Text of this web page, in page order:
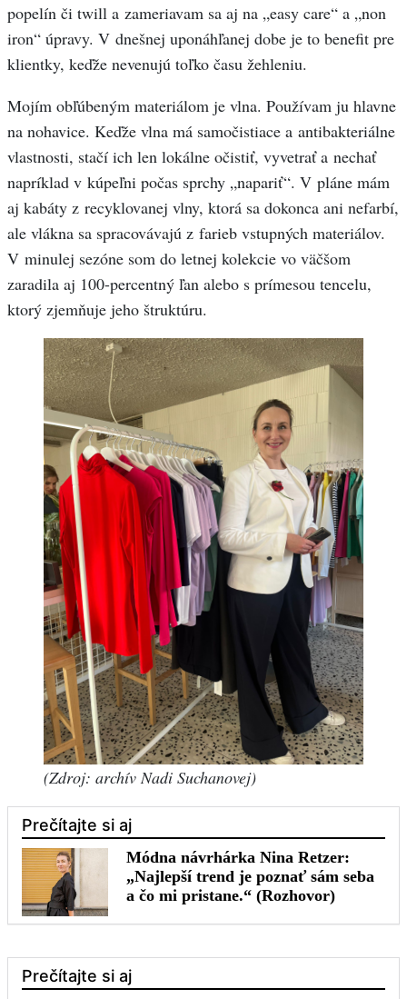
popelín či twill a zameriavam sa aj na „easy care“ a „non
iron“ úpravy. V dnešnej uponáhľanej dobe je to benefit pre
klientky, keďže nevenujú toľko času žehleniu.
Mojím obľúbeným materiálom je vlna. Používam ju hlavne
na nohavice. Keďže vlna má samočistiace a antibakteriálne
vlastnosti, stačí ich len lokálne očistiť, vyvetrať a nechať
napríklad v kúpeľni počas sprchy „napariť“. V pláne mám
aj kabáty z recyklovanej vlny, ktorá sa dokonca ani nefarbí,
ale vlákna sa spracovávajú z farieb vstupných materiálov.
V minulej sezóne som do letnej kolekcie vo väčšom
zaradila aj 100-percentný ľan alebo s prímesou tencelu,
ktorý zjemňuje jeho štruktúru.
(Zdroj: archív Nadi Suchanovej)